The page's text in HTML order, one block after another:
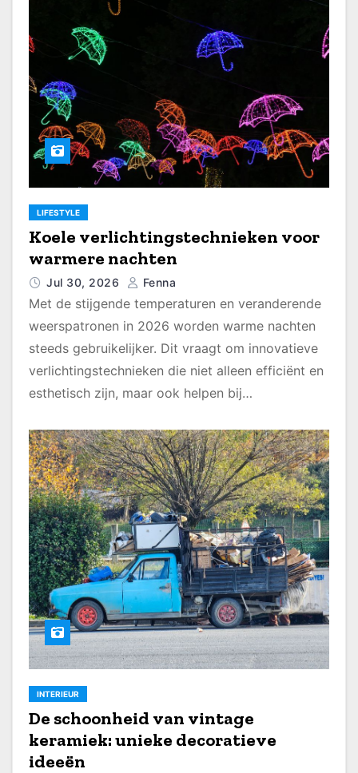
LIFESTYLE
Koele verlichtingstechnieken voor
warmere nachten
Jul 30, 2026 Fenna
Met de stijgende temperaturen en veranderende
weerspatronen in 2026 worden warme nachten
steeds gebruikelijker. Dit vraagt om innovatieve
verlichtingstechnieken die niet alleen efficiënt en
esthetisch zijn, maar ook helpen bij…
INTERIEUR
De schoonheid van vintage
keramiek: unieke decoratieve
ideeën